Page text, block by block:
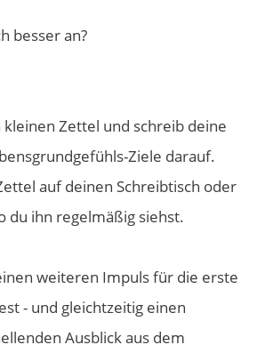
besser an?
Zettel und schreib deine
Ziele darauf.
auf deinen Schreibtisch oder
du ihn regelmäßig siehst.
weiteren Impuls für die erste
- und gleichtzeitig einen
Ausblick aus dem